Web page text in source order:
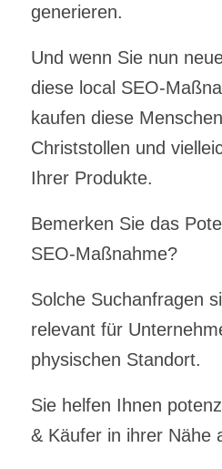
generieren.
Und wenn Sie nun
diese local SEO-
kaufen diese
Christstollen und
Ihrer Produkte.
Bemerken Sie das
SEO-Maßnahme?
Solche Suchanfragen
relevant für
physischen Standort.
Sie helfen Ihnen
& Käufer in ihrer Nähe